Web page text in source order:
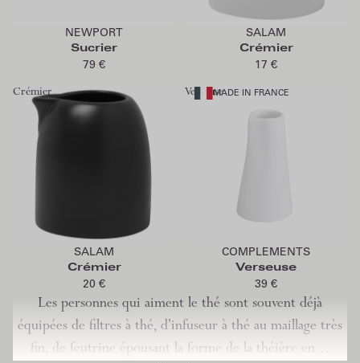
NEWPORT
Sucrier
79 €
Ajouter au panier
SALAM
Crémier
17 €
Crémier
Ajouter au panier
SALAM
Crémier
20 €
VerseuseMADE IN FRANCE
COMPLEMENTS
Verseuse
39 €
Les personnes qui aiment le thé sont souvent déjà
équipées de filtres à thé, d’infuseur à thé au maillage très
fin, de feutrine épousant la forme de la théière en…